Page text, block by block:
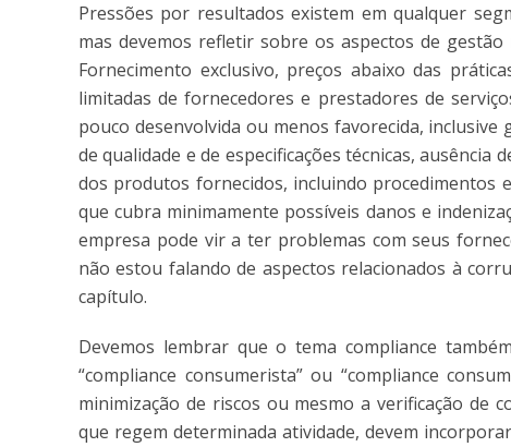
Pressões por resultados existem em qualquer
mas devemos refletir sobre os aspectos de
Fornecimento exclusivo, preços abaixo das
limitadas de fornecedores e prestadores de
pouco desenvolvida ou menos favorecida,
de qualidade e de especificações técnicas,
dos produtos fornecidos, incluindo procedimentos
que cubra minimamente possíveis danos e
empresa pode vir a ter problemas com seus
não estou falando de aspectos relacionados à
capítulo.
Devemos lembrar que o tema compliance
“compliance consumerista” ou “compliance
minimização de riscos ou mesmo a verificação de
que regem determinada atividade, devem